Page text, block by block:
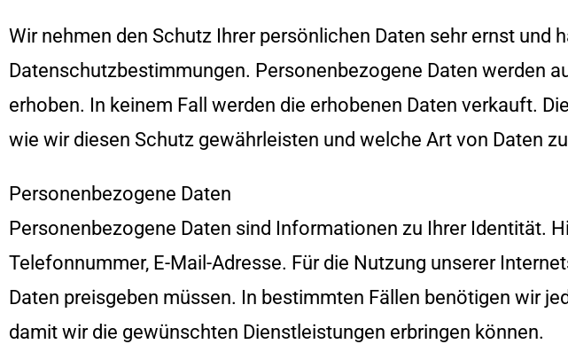
Wir nehmen den Schutz Ihrer persönlichen Daten sehr ernst und
Datenschutzbestimmungen. Personenbezogene Daten werden
erhoben. In keinem Fall werden die erhobenen Daten verkauft.
wie wir diesen Schutz gewährleisten und welche Art von Daten
Personenbezogene Daten
Personenbezogene Daten sind Informationen zu Ihrer Identität.
Telefonnummer, E-Mail-Adresse. Für die Nutzung unserer
Daten preisgeben müssen. In bestimmten Fällen benötigen wir
damit wir die gewünschten Dienstleistungen erbringen können.